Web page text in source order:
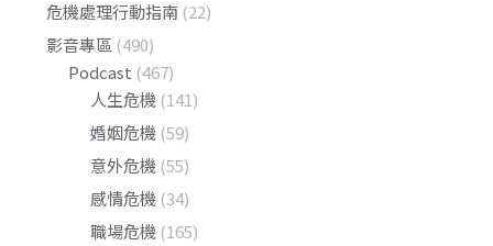
危機處理行動指南 (22)
影音專區 (490)
Podcast (467)
人生危機 (141)
婚姻危機 (59)
意外危機 (55)
感情危機 (34)
職場危機 (165)